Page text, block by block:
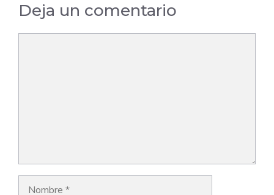
Deja un comentario